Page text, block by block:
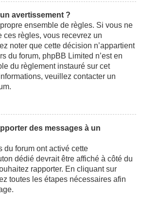
avertissement ?
ensemble de règles. Si vous ne
ces règles, vous recevrez un
noter que cette décision n’appartient
du forum, phpBB Limited n’est en
du règlement instauré sur cet
veuillez contacter un
des messages à un
du forum ont activé cette
dédié devrait être affiché à côté du
rapporter. En cliquant sur
toutes les étapes nécessaires afin